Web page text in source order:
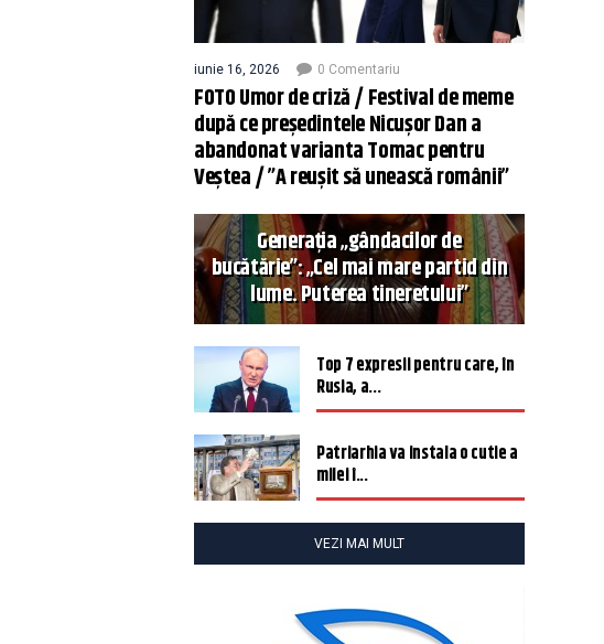
iunie 16, 2026 0 Comentariu
FOTO Umor de criză / Festival de meme
după ce președintele Nicușor Dan a
abandonat varianta Tomac pentru
Veștea / ”A reușit să unească românii”
Generația „gândacilor de
bucătărie”: „Cel mai mare partid din
lume. Puterea tineretului”
Top 7 expresii pentru care, în
Rusia, a...
Patriarhia va instala o cutie a
milei î...
VEZI MAI MULT